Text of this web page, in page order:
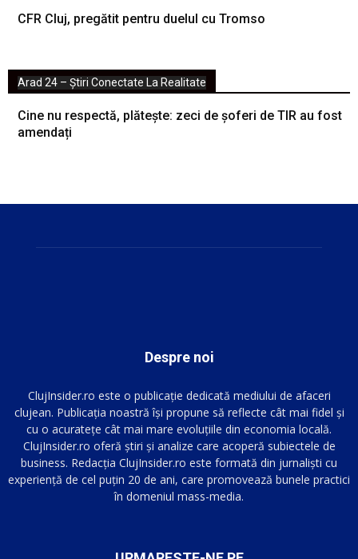
CFR Cluj, pregătit pentru duelul cu Tromso
Arad 24 – Știri Conectate La Realitate
Cine nu respectă, plătește: zeci de șoferi de TIR au fost
amendați
Despre noi
ClujInsider.ro este o publicație dedicată mediului de afaceri
clujean. Publicația noastră își propune să reflecte cât mai fidel și
cu o acuratețe cât mai mare evoluțiile din economia locală.
ClujInsider.ro oferă știri și analize care acoperă subiectele de
business. Redacția ClujInsider.ro este formată din jurnaliști cu
experiență de cel puțin 20 de ani, care promovează bunele practici
în domeniul mass-media.